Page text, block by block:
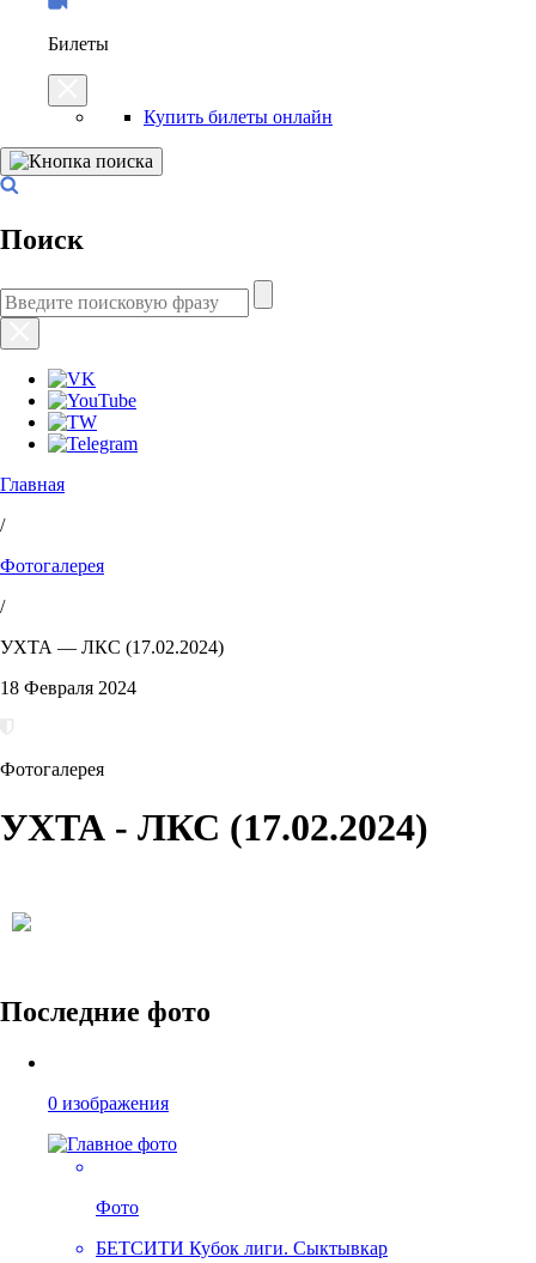
Билеты
Купить билеты онлайн
Поиск
Главная
/
Фотогалерея
/
УХТА — ЛКС (17.02.2024)
18 Февраля 2024
Фотогалерея
УХТА - ЛКС (17.02.2024)
Последние фото
0 изображения
Фото
БЕТСИТИ Кубок лиги. Сыктывкар